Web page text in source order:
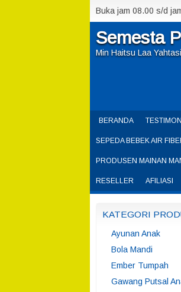
Buka jam 08.00 s/d
Semesta
Min Haitsu Laa
BERANDA
SEPEDA BEBEK AIR
PRODUSEN MAINAN
RESELLER AFILIASI
KATEGORI
Ayunan Anak
Bola Mandi
Ember Tumpah
Gawang Putsal